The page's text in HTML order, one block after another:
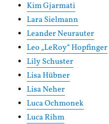
Kim Gjarmati
Lara Sielmann
Leander Neurauter
Leo „LeRoy“ Hopfinger
Lily Schuster
Lisa Hübner
Lisa Neher
Luca Ochmonek
Luca Rihm